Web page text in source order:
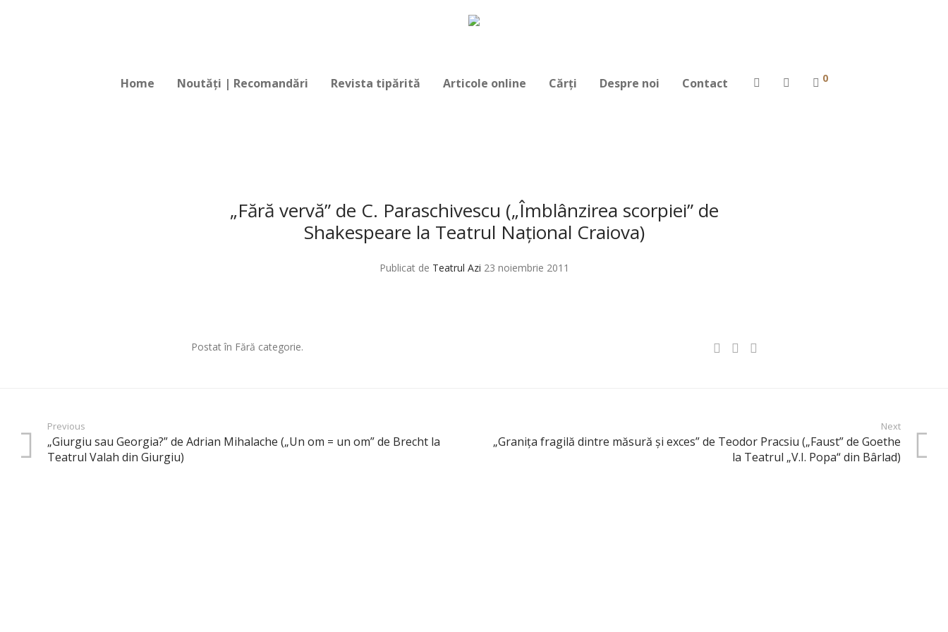
Home Noutăți | Recomandări Revista tipărită Articole online Cărți Despre noi Contact 0
„Fără vervă” de C. Paraschivescu („Îmblânzirea scorpiei” de
Shakespeare la Teatrul Naţional Craiova)
Publicat de Teatrul Azi 23 noiembrie 2011
Postat în Fără categorie.
Previous
„Giurgiu sau Georgia?” de Adrian Mihalache („Un om = un om” de Brecht la
Teatrul Valah din Giurgiu)
Next
„Graniţa fragilă dintre măsură şi exces” de Teodor Pracsiu („Faust” de Goethe
la Teatrul „V.I. Popa“ din Bârlad)